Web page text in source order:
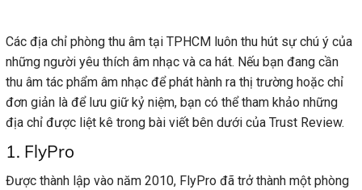
Các địa chỉ phòng thu âm tại TPHCM luôn thu hút sự chú ý của
những người yêu thích âm nhạc và ca hát. Nếu bạn đang cần
thu âm tác phẩm âm nhạc để phát hành ra thị trường hoặc chỉ
đơn giản là để lưu giữ kỷ niệm, bạn có thể tham khảo những
địa chỉ được liệt kê trong bài viết bên dưới của Trust Review.
1. FlyPro
Được thành lập vào năm 2010, FlyPro đã trở thành một phòng